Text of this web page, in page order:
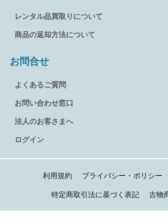
レンタル品買取りについて
商品の返却方法について
お問合せ
よくあるご質問
お問い合わせ窓口
法人のお客さまへ
ログイン
利用規約 プライバシー・ポリシー
特定商取引法に基づく表記 古物